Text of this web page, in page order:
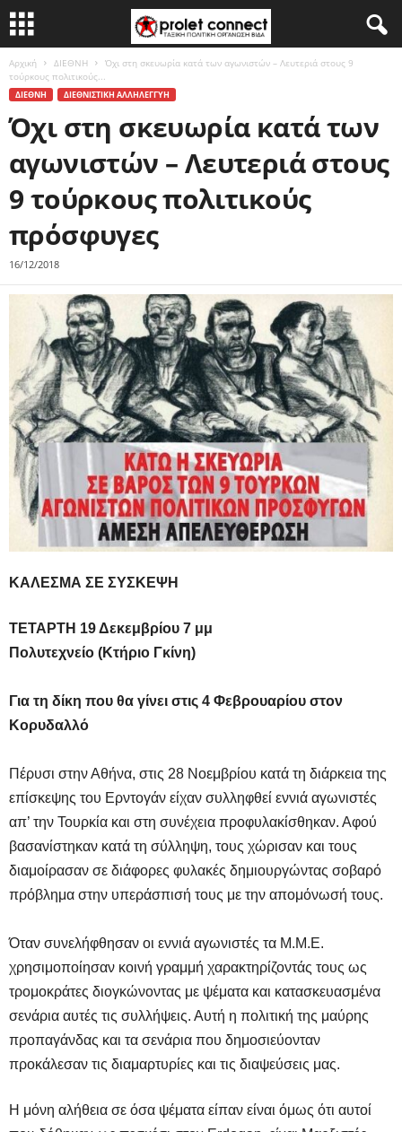
Αρχική ΔΙΕΘΝΗ
Όχι στη σκευωρία κατά των αγωνιστών – Λευτεριά στους 9
τούρκους πολιτικούς...
ΔΙΕΘΝΗ ΔΙΕΘΝΙΣΤΙΚΗ ΑΛΛΗΛΕΓΓΥΗ
Όχι στη σκευωρία κατά των
αγωνιστών – Λευτεριά στους
9 τούρκους πολιτικούς
πρόσφυγες
16/12/2018
ΚΑΛΕΣΜΑ ΣΕ ΣΥΣΚΕΨΗ
ΤΕΤΑΡΤΗ 19 Δεκεμβρίου 7 μμ
Πολυτεχνείο (Κτήριο Γκίνη)
Για τη δίκη που θα γίνει στις 4 Φεβρουαρίου στον
Κορυδαλλό
Πέρυσι στην Αθήνα, στις 28 Νοεμβρίου κατά τη διάρκεια της
επίσκεψης του Ερντογάν είχαν συλληφθεί εννιά αγωνιστές
απ’ την Τουρκία και στη συνέχεια προφυλακίσθηκαν. Αφού
βασανίστηκαν κατά τη σύλληψη, τους χώρισαν και τους
διαμοίρασαν σε διάφορες φυλακές δημιουργώντας σοβαρό
πρόβλημα στην υπεράσπισή τους με την απομόνωσή τους.
Όταν συνελήφθησαν οι εννιά αγωνιστές τα Μ.Μ.Ε.
χρησιμοποίησαν κοινή γραμμή χαρακτηρίζοντάς τους ως
τρομοκράτες διογκώνοντας με ψέματα και κατασκευασμένα
σενάρια αυτές τις συλλήψεις. Αυτή η πολιτική της μαύρης
προπαγάνδας και τα σενάρια που δημοσιεύονταν
προκάλεσαν τις διαμαρτυρίες και τις διαψεύσεις μας.
Η μόνη αλήθεια σε όσα ψέματα είπαν είναι όμως ότι αυτοί